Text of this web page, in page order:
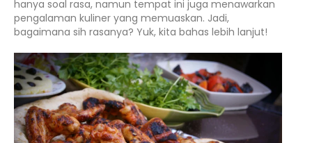
hanya soal rasa, namun tempat ini juga menawarkan
pengalaman kuliner yang memuaskan. Jadi,
bagaimana sih rasanya? Yuk, kita bahas lebih lanjut!